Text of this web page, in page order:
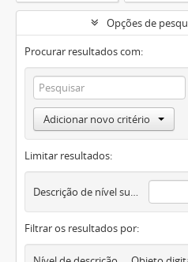
Opções de
Procurar resultados com:
Adicionar novo critério
Limitar resultados:
Descrição de nível superior
Filtrar os resultados por: